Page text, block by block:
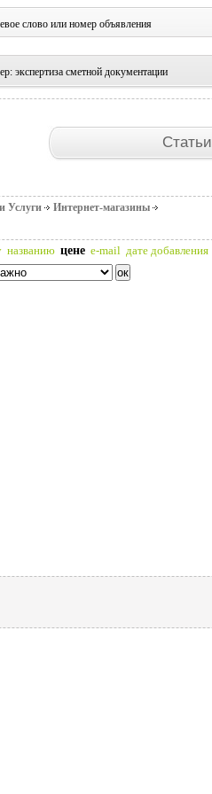
слово или номер объявления
экспертиза сметной документации
Статьи
Услуги Интернет-магазины
названию цене e-mail дате добавления